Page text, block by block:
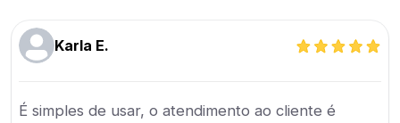
Karla E.
É simples de usar, o atendimento ao cliente é